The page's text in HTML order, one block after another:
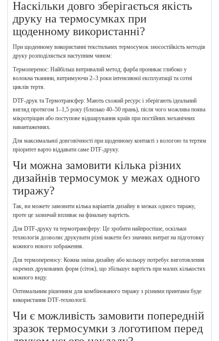
Наскільки довго зберігається якість
друку на термосумках при
щоденному використанні?
При щоденному використанні текстильних термосумок зносостійкість методів
друку розподіляється наступним чином:
Термоперенос: Найбільш витривалий метод; фарба проникає глибоко у
волокна тканини, витримуючи 2–3 роки інтенсивної експлуатації та сотні
циклів тертя.
DTF-друк та Термотрансфер: Мають схожий ресурс і зберігають ідеальний
вигляд протягом 1–1,5 року (близько 40–50 прань), після чого можлива поява
мікротріщин або поступове відшарування країв при постійних механічних
навантаженнях.
Для максимальної довговічності при щоденному контакті з вологою та тертям
пріоритет варто віддавати саме DTF-друку.
Чи можна замовити кілька різних
дизайнів термосумок у межах одного
тиражу?
Так, ви можете замовити кілька варіантів дизайну в межах одного тиражу,
проте це зазвичай впливає на фінальну вартість.
Для DTF-друку та термотрансферу: Це зробити найпростіше, оскільки
технологія дозволяє друкувати різні макети без значних витрат на підготовку
кожного нового зображення.
Для термопереносу: Кожна зміна дизайну або кольору потребує виготовлення
окремих друкованих форм (сіток), що збільшує вартість при малих кількостях
кожного виду.
Оптимальним рішенням для комбінованого тиражу з різними принтами буде
використання DTF-технології.
Чи є можливість замовити попередній
зразок термосумки з логотипом перед